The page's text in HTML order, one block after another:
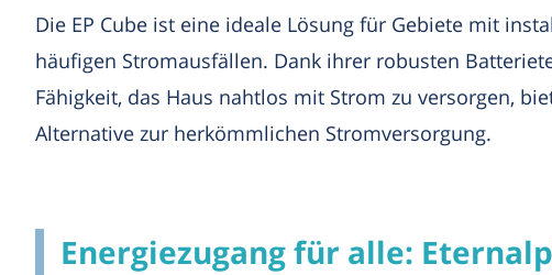
Die EP Cube ist eine ideale Lösung für Gebiete mit
häufigen Stromausfällen. Dank ihrer robusten
Fähigkeit, das Haus nahtlos mit Strom zu versorgen,
Alternative zur herkömmlichen Stromversorgung.
Energiezugang für alle: